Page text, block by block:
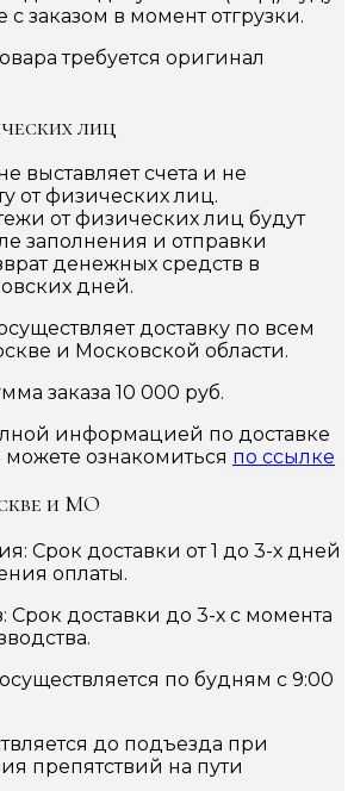
заказом в момент отгрузки.
требуется оригинал
лиц
выставляет счета и не
от физических лиц.
от физических лиц будут
заполнения и отправки
денежных средств в
дней.
доставку по всем
и Московской области.
заказа 10 000 руб.
информацией по доставке
ознакомиться по ссылке
и МО
Срок доставки от 1 до 3-х дней
оплаты.
Срок доставки до 3-х с момента
по будням с 9:00
до подъезда при
препятствий на пути